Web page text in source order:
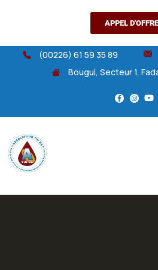
APPEL
(00226) 61 59 35 89
Bougui, Secteur 1,